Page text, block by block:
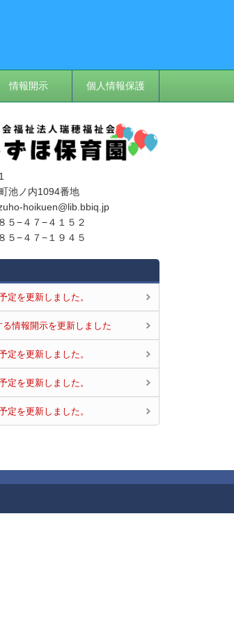
情報開示 個人情報保護
池ノ内1094番地
hoikuen@lib.bbiq.jp
５−４７−４１５２
５−４７−１９４５
定を更新しました。
る情報開示を更新しました
定を更新しました。
定を更新しました。
定を更新しました。